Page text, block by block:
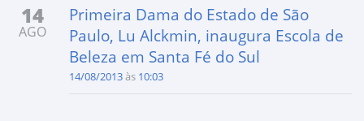
14
AGO
Primeira Dama do Estado de São
Paulo, Lu Alckmin, inaugura Escola de
Beleza em Santa Fé do Sul
14/08/2013às 10:03